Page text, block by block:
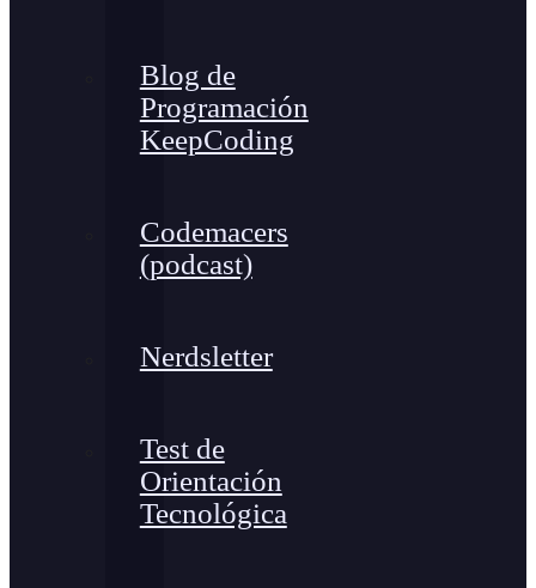
Blog de
Programación
KeepCoding
Codemacers
(podcast)
Nerdsletter
Test de
Orientación
Tecnológica